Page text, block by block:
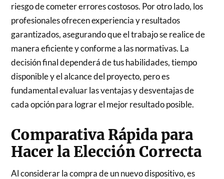
riesgo de cometer errores costosos. Por otro lado, los
profesionales ofrecen experiencia y resultados
garantizados, asegurando que el trabajo se realice de
manera eficiente y conforme a las normativas. La
decisión final dependerá de tus habilidades, tiempo
disponible y el alcance del proyecto, pero es
fundamental evaluar las ventajas y desventajas de
cada opción para lograr el mejor resultado posible.
Comparativa Rápida para
Hacer la Elección Correcta
Al considerar la compra de un nuevo dispositivo, es